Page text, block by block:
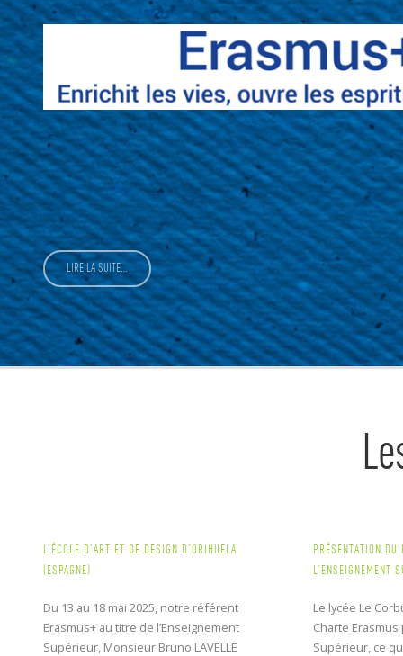
LIRE LA SUITE…
L’ÉCOLE D’ART ET DE DESIGN D’ORIHUELA
(ESPAGNE)
Du 13 au 18 mai 2025, notre référent
Erasmus+ au titre de l’Enseignement
Supérieur, Monsieur Bruno LAVELLE
PRÉSENTATION DU
L’ENSEIGNEMENT
Le lycée Le
Charte
Supérieur, ce